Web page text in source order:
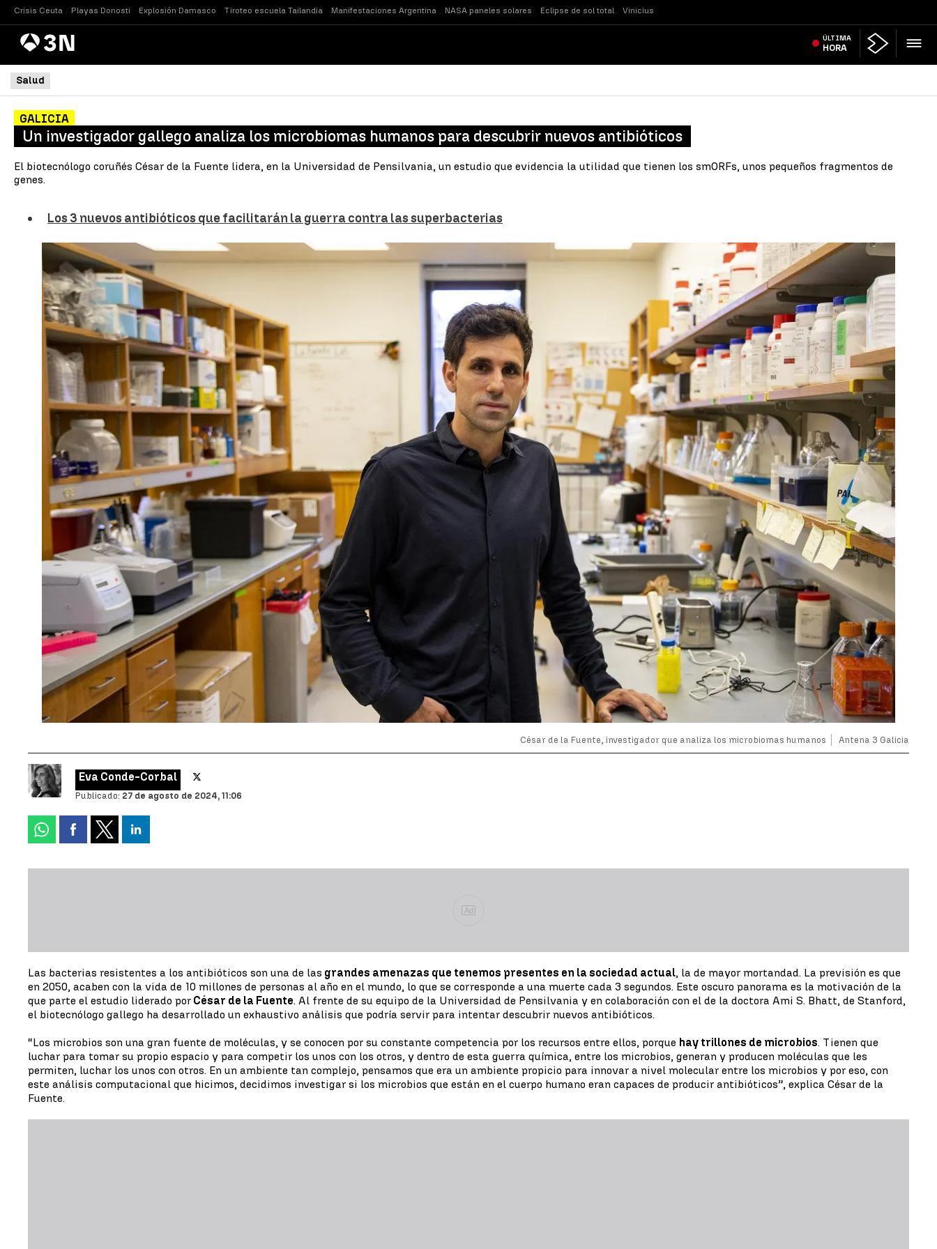
Crisis Ceuta Playas Donosti Explosión Damasco Tiroteo escuela Tailandia Manifestaciones Argentina NASA paneles solares Eclipse de sol total Vinicius
AntenaNoticias ÚLTIMA
HORA
Salud
GALICIA
Un investigador gallego analiza los microbiomas humanos para descubrir nuevos antibióticos
El biotecnólogo coruñés César de la Fuente lidera, en la Universidad de Pensilvania, un estudio que evidencia la utilidad que tienen los smORFs, unos pequeños fragmentos de
genes.
Los 3 nuevos antibióticos que facilitarán la guerra contra las superbacterias
César de la Fuente, investigador que analiza los microbiomas humanos Antena 3 Galicia
Eva Conde-Corbal
Publicado: 27 de agosto de 2024, 11:06
Ad
Las bacterias resistentes a los antibióticos son una de las grandes amenazas que tenemos presentes en la sociedad actual, la de mayor mortandad. La previsión es que
en 2050, acaben con la vida de 10 millones de personas al año en el mundo, lo que se corresponde a una muerte cada 3 segundos. Este oscuro panorama es la motivación de la
que parte el estudio liderado por César de la Fuente. Al frente de su equipo de la Universidad de Pensilvania y en colaboración con el de la doctora Ami S. Bhatt, de Stanford,
el biotecnólogo gallego ha desarrollado un exhaustivo análisis que podría servir para intentar descubrir nuevos antibióticos.
“Los microbios son una gran fuente de moléculas, y se conocen por su constante competencia por los recursos entre ellos, porque hay trillones de microbios. Tienen que
luchar para tomar su propio espacio y para competir los unos con los otros, y dentro de esta guerra química, entre los microbios, generan y producen moléculas que les
permiten, luchar los unos con otros. En un ambiente tan complejo, pensamos que era un ambiente propicio para innovar a nivel molecular entre los microbios y por eso, con
este análisis computacional que hicimos, decidimos investigar si los microbios que están en el cuerpo humano eran capaces de producir antibióticos”, explica César de la
Fuente.